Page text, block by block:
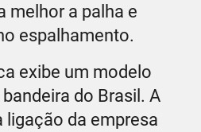
melhor a palha e
espalhamento.
exibe um modelo
do Brasil. A
da empresa